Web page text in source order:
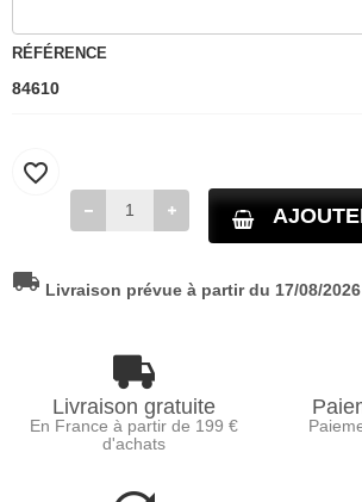
RÉFÉRENCE
84610
favorite_border
local_shipping Livraison prévue à partir du 17/08/2026
Livraison gratuite
En France à partir de 199 €
d'achats